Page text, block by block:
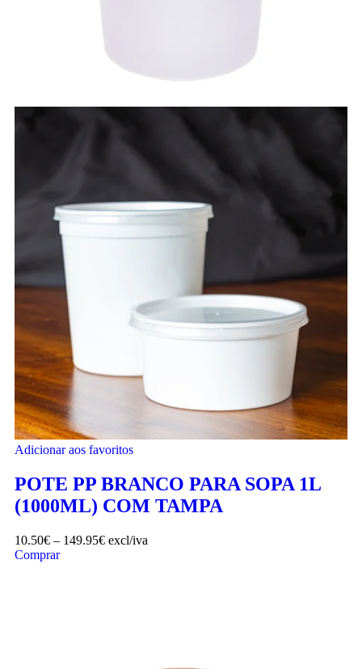
Adicionar aos favoritos
POTE PP BRANCO PARA SOPA 1L
(1000ML) COM TAMPA
10.50€ – 149.95€ excl/iva
Comprar